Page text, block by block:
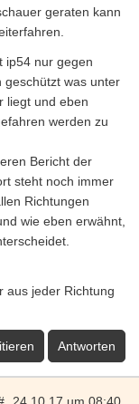
geraten kann
ip54 nur gegen
geschützt was unter
liegt und eben
werden zu
Bericht der
steht noch immer
Richtungen
wie eben erwähnt,
aus jeder Richtung
Antworten
24.10.17 um 08:40